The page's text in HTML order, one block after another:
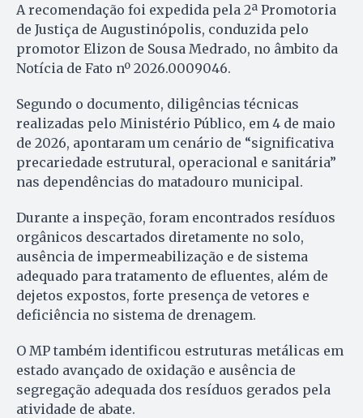
A recomendação foi expedida pela 2ª Promotoria
de Justiça de Augustinópolis, conduzida pelo
promotor Elizon de Sousa Medrado, no âmbito da
Notícia de Fato nº 2026.0009046.
Segundo o documento, diligências técnicas
realizadas pelo Ministério Público, em 4 de maio
de 2026, apontaram um cenário de “significativa
precariedade estrutural, operacional e sanitária”
nas dependências do matadouro municipal.
Durante a inspeção, foram encontrados resíduos
orgânicos descartados diretamente no solo,
ausência de impermeabilização e de sistema
adequado para tratamento de efluentes, além de
dejetos expostos, forte presença de vetores e
deficiência no sistema de drenagem.
O MP também identificou estruturas metálicas em
estado avançado de oxidação e ausência de
segregação adequada dos resíduos gerados pela
atividade de abate.